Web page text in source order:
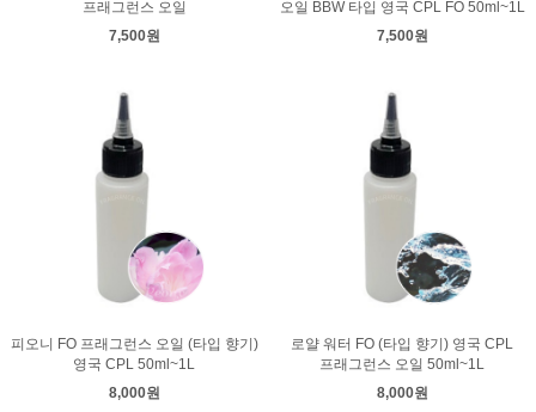
프래그런스 오일
7,500원
오일 BBW 타입 영국 CPL FO 50ml~1L
7,500원
피오니 FO 프래그런스 오일 (타입 향기)
영국 CPL 50ml~1L
8,000원
로얄 워터 FO (타입 향기) 영국 CPL
프래그런스 오일 50ml~1L
8,000원